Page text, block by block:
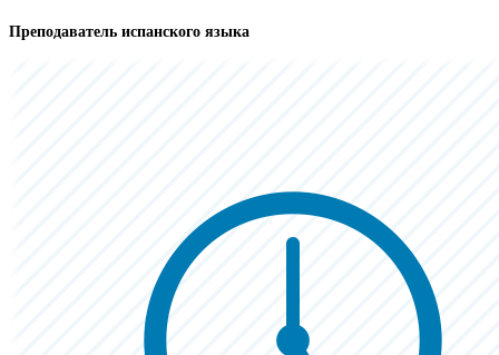
Преподаватель испанского языка